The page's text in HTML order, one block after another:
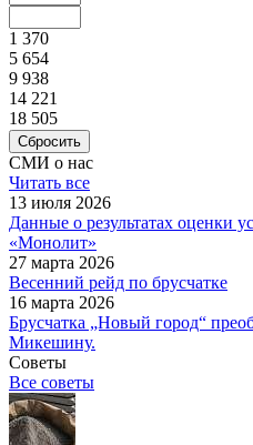
1 370
5 654
9 938
14 221
18 505
Сбросить
СМИ о нас
Читать все
13 июля 2026
Данные о результатах оценки
«Монолит»
27 марта 2026
Весенний рейд по брусчатке
16 марта 2026
Брусчатка „Новый город“
Микешину.
Советы
Все советы